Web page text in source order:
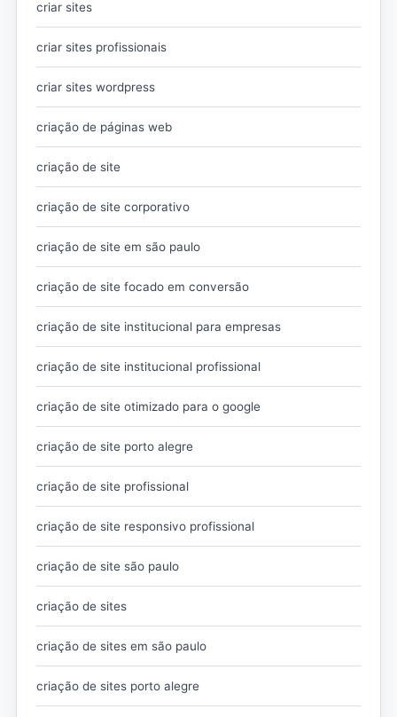
criar sites
criar sites profissionais
criar sites wordpress
criação de páginas web
criação de site
criação de site corporativo
criação de site em são paulo
criação de site focado em conversão
criação de site institucional para empresas
criação de site institucional profissional
criação de site otimizado para o google
criação de site porto alegre
criação de site profissional
criação de site responsivo profissional
criação de site são paulo
criação de sites
criação de sites em são paulo
criação de sites porto alegre